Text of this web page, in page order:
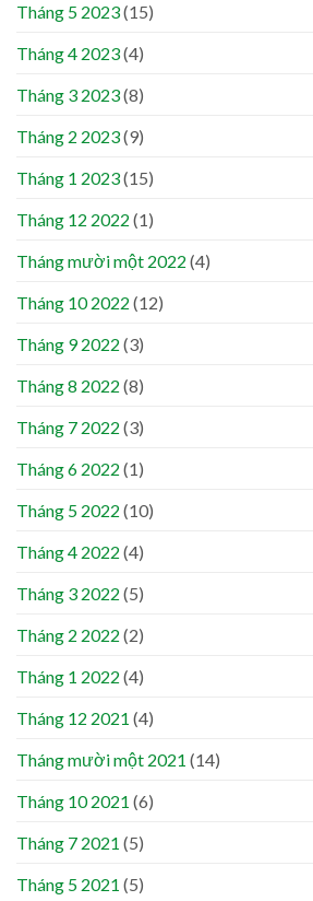
Tháng 5 2023(15)
Tháng 4 2023(4)
Tháng 3 2023(8)
Tháng 2 2023(9)
Tháng 1 2023(15)
Tháng 12 2022 (1)
Tháng mười một 2022 (4)
Tháng 10 2022 (12)
Tháng 9 2022 (3)
Tháng 8 2022 (8)
Tháng 7 2022 (3)
Tháng 6 2022 (1)
Tháng 5 2022 (10)
Tháng 4 2022 (4)
Tháng 3 2022 (5)
Tháng 2 2022 (2)
Tháng 1 2022 (4)
Tháng 12 2021 (4)
Tháng mười một 2021 (14)
Tháng 10 2021 (6)
Tháng 7 2021 (5)
Tháng 5 2021 (5)